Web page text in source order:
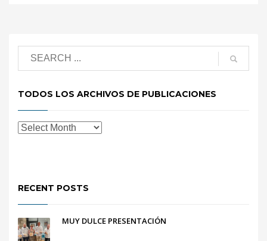
TODOS LOS ARCHIVOS DE PUBLICACIONES
RECENT POSTS
MUY DULCE PRESENTACIÓN